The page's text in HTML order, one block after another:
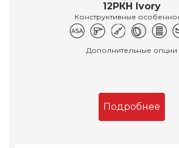
12РКН Ivory
Конструктивные
Дополнительные опции
Подробнее